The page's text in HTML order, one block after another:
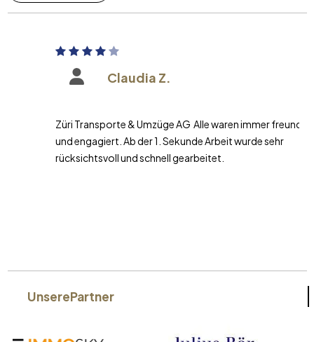
Claudia Z.
Züri Transporte & Umzüge AG Alle waren immer freundlich
und engagiert. Ab der 1. Sekunde Arbeit wurde sehr
rücksichtsvoll und schnell gearbeitet.
UnserePartner